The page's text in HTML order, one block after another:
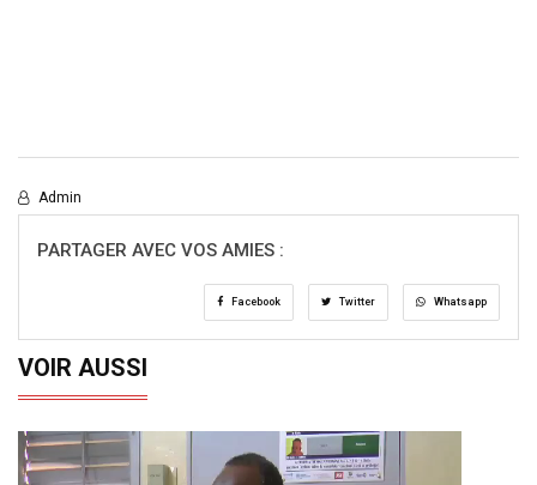
Admin
PARTAGER AVEC VOS AMIES :
Facebook Twitter Whatsapp
VOIR AUSSI